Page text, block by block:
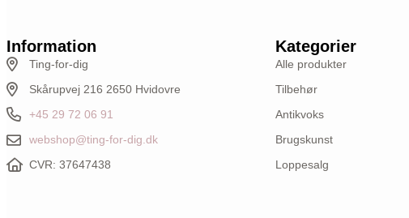
Information
Ting-for-dig
Skårupvej 216 2650 Hvidovre
+45 29 72 06 91
webshop@ting-for-dig.dk
CVR: 37647438
Kategorier
Alle produkter
Tilbehør
Antikvoks
Brugskunst
Loppesalg